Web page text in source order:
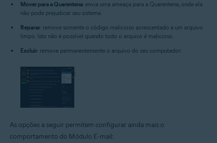
Mover para a Quarentena: envia uma ameaça para a Quarentena, onde ela
não pode prejudicar seu sistema.
Reparar: remove somente o código malicioso acrescentado a um arquivo
limpo. Isto não é possível quando todo o arquivo é malicioso.
Excluir: remove permanentemente o arquivo do seu computador.
As opções a seguir permitem configurar ainda mais o
comportamento do Módulo E-mail: